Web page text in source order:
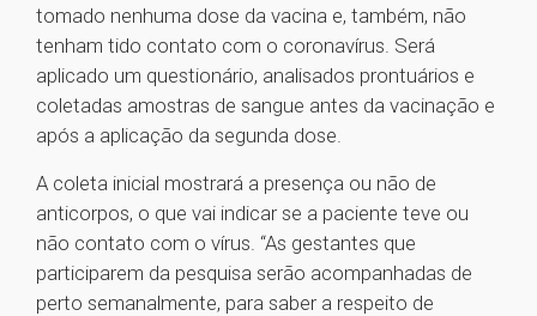
tomado nenhuma dose da vacina e, também, não
tenham tido contato com o coronavírus. Será
aplicado um questionário, analisados prontuários e
coletadas amostras de sangue antes da vacinação e
após a aplicação da segunda dose.
A coleta inicial mostrará a presença ou não de
anticorpos, o que vai indicar se a paciente teve ou
não contato com o vírus. “As gestantes que
participarem da pesquisa serão acompanhadas de
perto semanalmente, para saber a respeito de